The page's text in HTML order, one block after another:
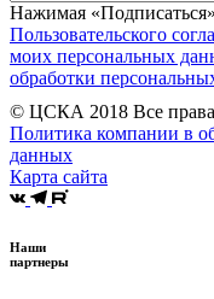
Нажимая
Пользовательского
моих персональных
обработки
© ЦСКА 2018 Все
Политика компании в
данных
Карта сайта
Наши
партнеры